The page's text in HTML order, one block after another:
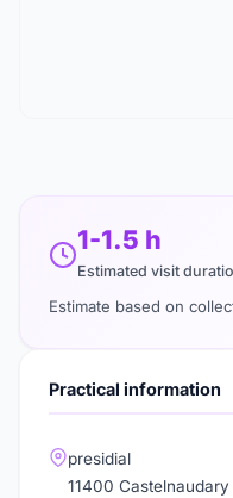
1-1.5 h
Estimated visit
Estimate based on
Practical information
presidial
11400 Castelnaudary